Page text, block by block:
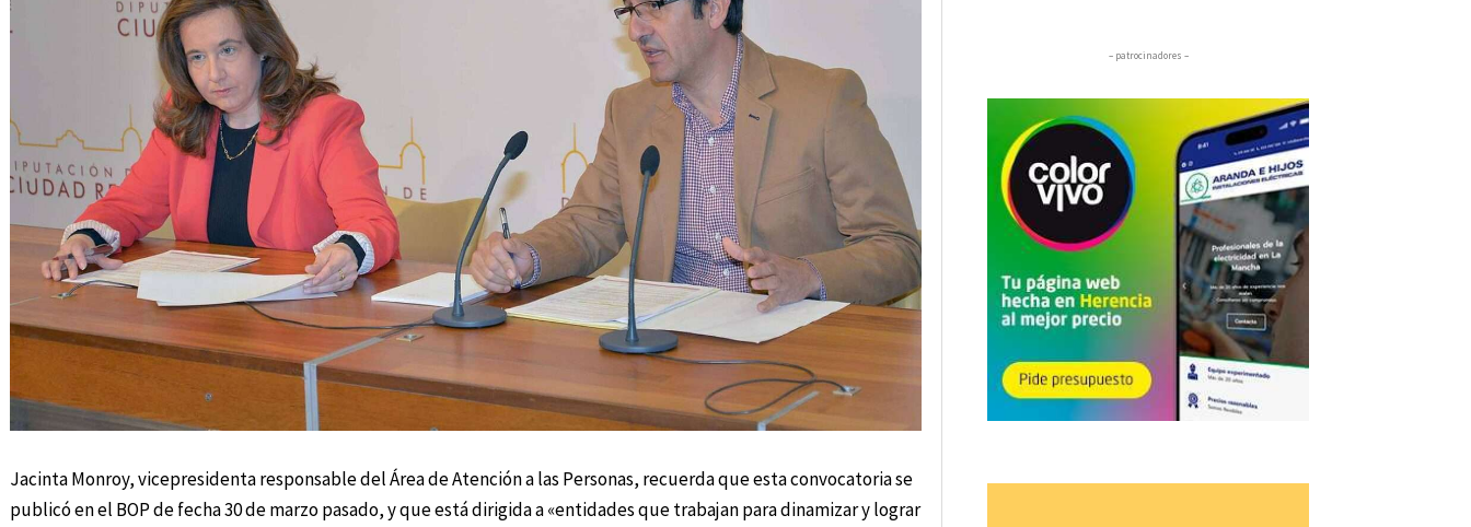
Jacinta Monroy, vicepresidenta responsable del Área de Atención a las Personas, recuerda que esta convocatoria se
publicó en el BOP de fecha 30 de marzo pasado, y que está dirigida a «entidades que trabajan para dinamizar y lograr
– patrocinadores –